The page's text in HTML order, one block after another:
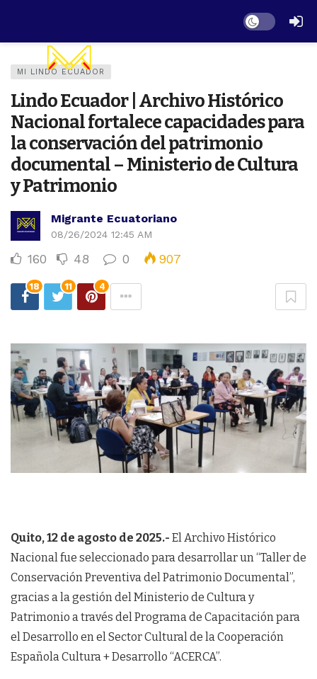
Dark mode
MI LINDO ECUADOR
Lindo Ecuador | Archivo Histórico
Nacional fortalece capacidades para
la conservación del patrimonio
documental – Ministerio de Cultura
y Patrimonio
Migrante Ecuatoriano
08/26/2024 12:45 AM
160 48 0 907
18 11 4
Quito, 12 de agosto de 2025.- El Archivo Histórico
Nacional fue seleccionado para desarrollar un “Taller de
Conservación Preventiva del Patrimonio Documental”,
gracias a la gestión del Ministerio de Cultura y
Patrimonio a través del Programa de Capacitación para
el Desarrollo en el Sector Cultural de la Cooperación
Española Cultura + Desarrollo “ACERCA”.